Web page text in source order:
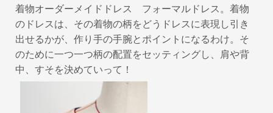
着物オーダーメイドドレス フォーマルドレス。着物
のドレスは、その着物の柄をどうドレスに表現し引き
出せるかが、作り手の手腕とポイントになるわけ。そ
のために一つ一つ柄の配置をセッティングし、肩や背
中、すそを決めていって！